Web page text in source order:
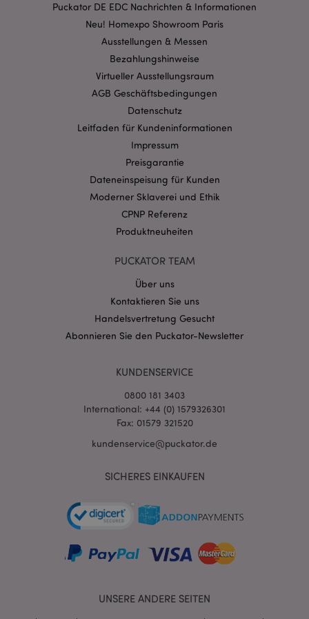
Puckator DE EDC Nachrichten & Informationen
Neu! Homexpo Showroom Paris
Ausstellungen & Messen
Bezahlungshinweise
Virtueller Ausstellungsraum
AGB Geschäftsbedingungen
Datenschutz
Leitfaden für Kundeninformationen
Impressum
Preisgarantie
Dateneinspeisung für Kunden
Moderner Sklaverei und Ethik
CPNP Referenz
Produktneuheiten
PUCKATOR TEAM
Über uns
Kontaktieren Sie uns
Handelsvertretung Gesucht
Abonnieren Sie den Puckator-Newsletter
KUNDENSERVICE
0800 181 3403
International: +44 (0) 1579326301
Fax: 01579 321520
kundenservice@puckator.de
SICHERES EINKAUFEN
UNSERE ANDERE SEITEN
mage-cache-storage-section-
PHPSESSID
PHP.net
mage-messages
Adobe Inc.
www.puckator.de
mage-cache-sessid
Adobe Inc.
X-Magento-Vary
Adobe Inc.
www.puckator.de
Datenschutzbestimmungen von Google